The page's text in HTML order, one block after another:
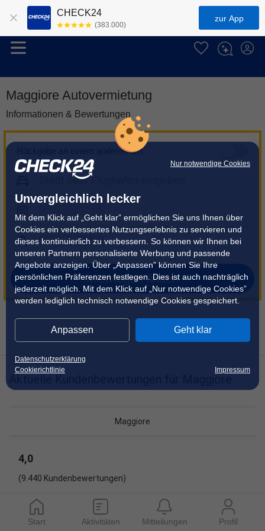
Nur notwendige Cookies
Unvergleichlich lecker
Mit dem Klick auf „Geht klar” ermöglichen Sie uns Ihnen über
Cookies ein verbessertes Nutzungserlebnis zu servieren und
dieses kontinuierlich zu verbessern. So können wir Ihnen bei
unseren Partnern personalisierte Werbung und passende
Angebote anzeigen. Über „Anpassen” können Sie Ihre
persönlichen Präferenzen festlegen. Dies ist auch nachträglich
jederzeit möglich. Mit dem Klick auf „Nur notwendige Cookies”
werden lediglich technisch notwendige Cookies gespeichert.
Anpassen Geht klar
Datenschutzerklärung
Cookierichtlinie
Impressum
CHECK24
(383.000)
zur App
Maggiore Autovermietung
Informationen & Bewertungen
Rückgabe an einem anderen Ort
Mietwagen finden
Maggiore
4,0
(9.440 Kundenbewertungen)
80 % empfehlen den Vermieter Maggiore weiter
Start
Aktivitäten Mitteilungen Profil